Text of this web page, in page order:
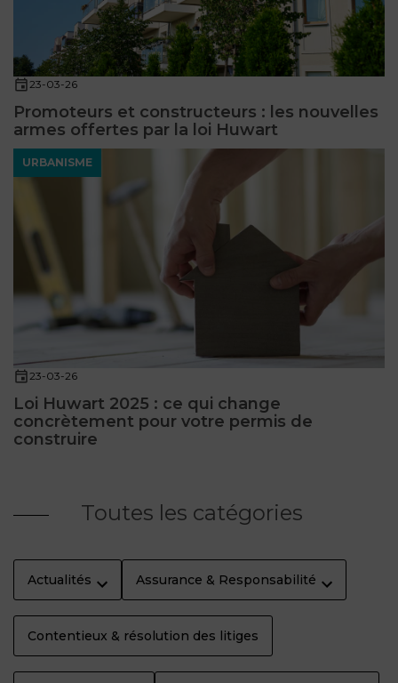
23-03-26
Promoteurs et constructeurs : les nouvelles
armes offertes par la loi Huwart
URBANISME
23-03-26
Loi Huwart 2025 : ce qui change
concrètement pour votre permis de
construire
Toutes les catégories
Actualités Assurance & Responsabilité
Contentieux & résolution des litiges